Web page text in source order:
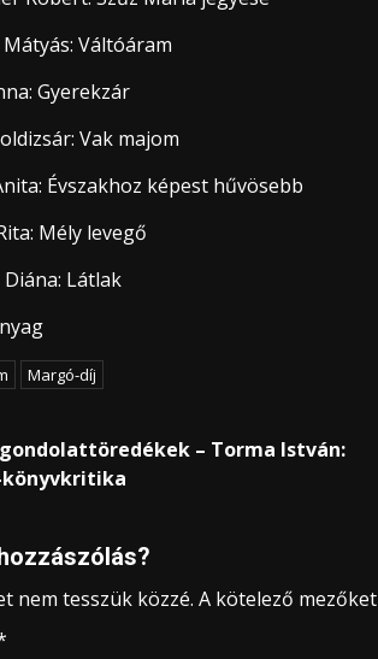
Mátyás: Váltóáram
Gyerekzár
Vak majom
Évszakhoz képest hűvösebb
Mély levegő
Látlak
Margó-díj
– Torma István:
nem tesszük közzé. A kötelező mezőket